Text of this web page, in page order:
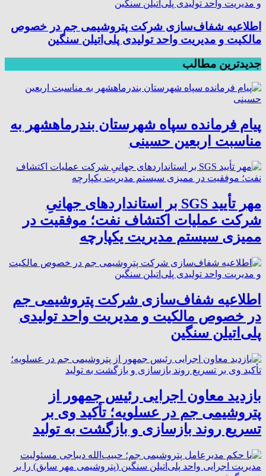
اطلاعیه شفاف‌سازی شرکت پتروشیمی جم در خصوص
مالکیت و مدیریت واحد تولیدی پلی‌اتیلن سنگین
جدیدترین مطالب
پیام فرمانده سپاه شهرستان بندرماهشهر به
مناسبت اربعین حسینی
مهر تأیید SGS بر استانداردهای جهانیِ
شرکت عملیات اکتشاف نفت؛ موفقیت در
ممیزی سیستم مدیریت یکپارچه
اطلاعیه شفاف‌سازی شرکت پتروشیمی جم
در خصوص مالکیت و مدیریت واحد تولیدی
پلی‌اتیلن سنگین
بازدید معاون اجرایی رئیس جمهور از
پتروشیمی جم در عسلویه؛ تأکید وی بر
تسریع روند بازسازی و بازگشت به تولید